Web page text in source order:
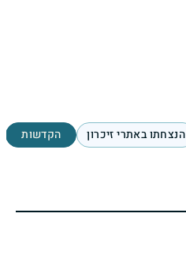
הנצחתו באתרי זיכרון הקדשות